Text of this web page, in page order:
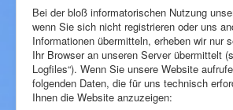
Bei der bloß informatorischen Nutzung
wenn Sie sich nicht registrieren oder uns
Informationen übermitteln, erheben wir nur
Ihr Browser an unseren Server übermittelt
Logfiles“). Wenn Sie unsere Website
folgenden Daten, die für uns technisch
Ihnen die Website anzuzeigen: